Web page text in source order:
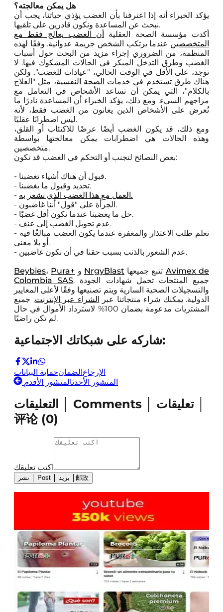
هل يمكن معالجته؟
يؤكد الخبراء أنه إذا اعترفنا بأن الغضب يؤذي حياتنا، يجب أن
نبحث عن المساعدة ونكون قادرين على تلقيها.
أكدت مؤسسة الصحة العقلية أن الغضب يعالج فقط مع
المتخصصين عندما يرتكب الشخص جريمة عدوانية. وفقًا لهذه
المنظمة، من الضروري إجراء مزيد من البحث حول أسباب
الغضب وطرق التدخل المبكر في الحالات المشكوك فيها. لا
توجد، على الأقل في الوقت الحالي، "عيادات للغضب". ولكن
هناك طرق تستخدم في خدمات الصحة النفسية، مثل "العلاج
بالكلام"، التي يمكن أن تساعد الأشخاص في التعامل مع
مزاجهم السيء. ومع ذلك، يؤكد الخبراء أن المساعدة نادرًا ما
تُعرض على الأشخاص الذين يعانون من الغضب فقط، لأنه
ليس اضطرابًا عقليًا.
ومع ذلك، قد يكون الغضب أيضًا عرضًا للاكتئاب أو القلق،
وهذه الحالات هي اضطرابات يمكن معالجتها بواسطة
متخصصين.
بعض النصائح لتجنب أو التحكم في الغضب قد تكون:
- قبول أن هناك أشياء تغضبنا.
- تحديد وقبول ما يغضبنا.
-
العمل مع هذا الغضب الذي نشعر به.
- الجرأة على "قول" أننا غاضبون.
- حل ما يغضبنا عندما نكون أقل غضبًا.
- عدم تحويل الغضب إلى عنف.
- تعلم طلب الاعتذار والمغفرة عندما يكون الغضب مبالغًا فيه
أو بلا معنى.
- عدم الشعور بالذنب بسبب حقنا في أن نكون غاضبين.
Beybies، Pura+ NrgyBlast
Avimex de
Colombia SAS. جميع المنتجات تحمل شهادات الجودة
والتسجيلات الصحية السارية ويتم تصنيعها وفقًا لأعلى المعايير
الدولية. يمكنك شراء منتجاتنا عبر الشراء عبر الإنترنت. جميع
المشتريات مدعومة بضمان 100% لاسترداد الأموال في حال
لم تكن راضيًا.
شاركه على شبكاتك الاجتماعية:
الإرجاعالضمانحماية البيانات
المنشور الأحدثالمنشور الأقدم
التعليقات │ Comments │ تعليقات │
评论(0)
اكتب تعليقك
نشر │ Post │ بريد │邮政